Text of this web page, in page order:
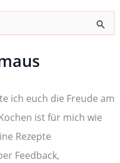
ich euch die Freude am
ist für mich wie
Rezepte
Feedback,